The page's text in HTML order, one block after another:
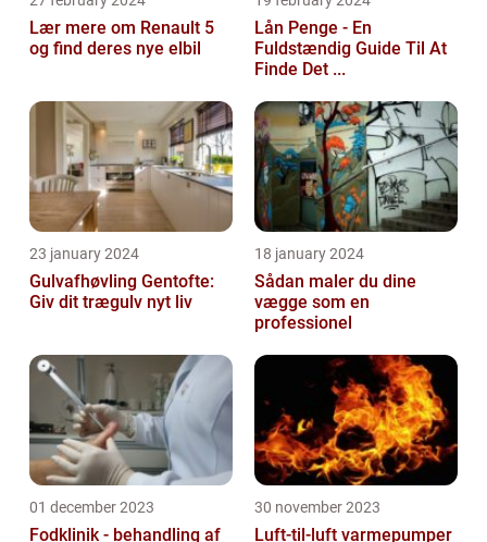
Lær mere om Renault 5
og find deres nye elbil
Lån Penge - En
Fuldstændig Guide Til At
Finde Det ...
23 january 2024
Gulvafhøvling Gentofte:
Giv dit trægulv nyt liv
18 january 2024
Sådan maler du dine
vægge som en
professionel
01 december 2023
Fodklinik - behandling af
30 november 2023
Luft-til-luft varmepumper